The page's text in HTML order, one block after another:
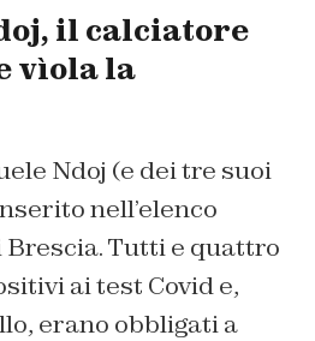
il calciatore
vìola la
Ndoj (e dei tre suoi
nell’elenco
Brescia. Tutti e quattro
ai test Covid e,
erano obbligati a